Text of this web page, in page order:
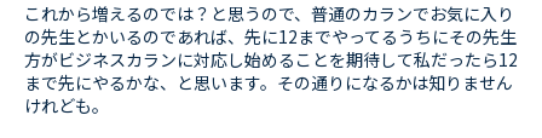
これから増えるのでは？と思うので、普通のカランでお気に入り
の先生とかいるのであれば、先に12までやってるうちにその先生
方がビジネスカランに対応し始めることを期待して私だったら12
まで先にやるかな、と思います。その通りになるかは知りません
けれども。